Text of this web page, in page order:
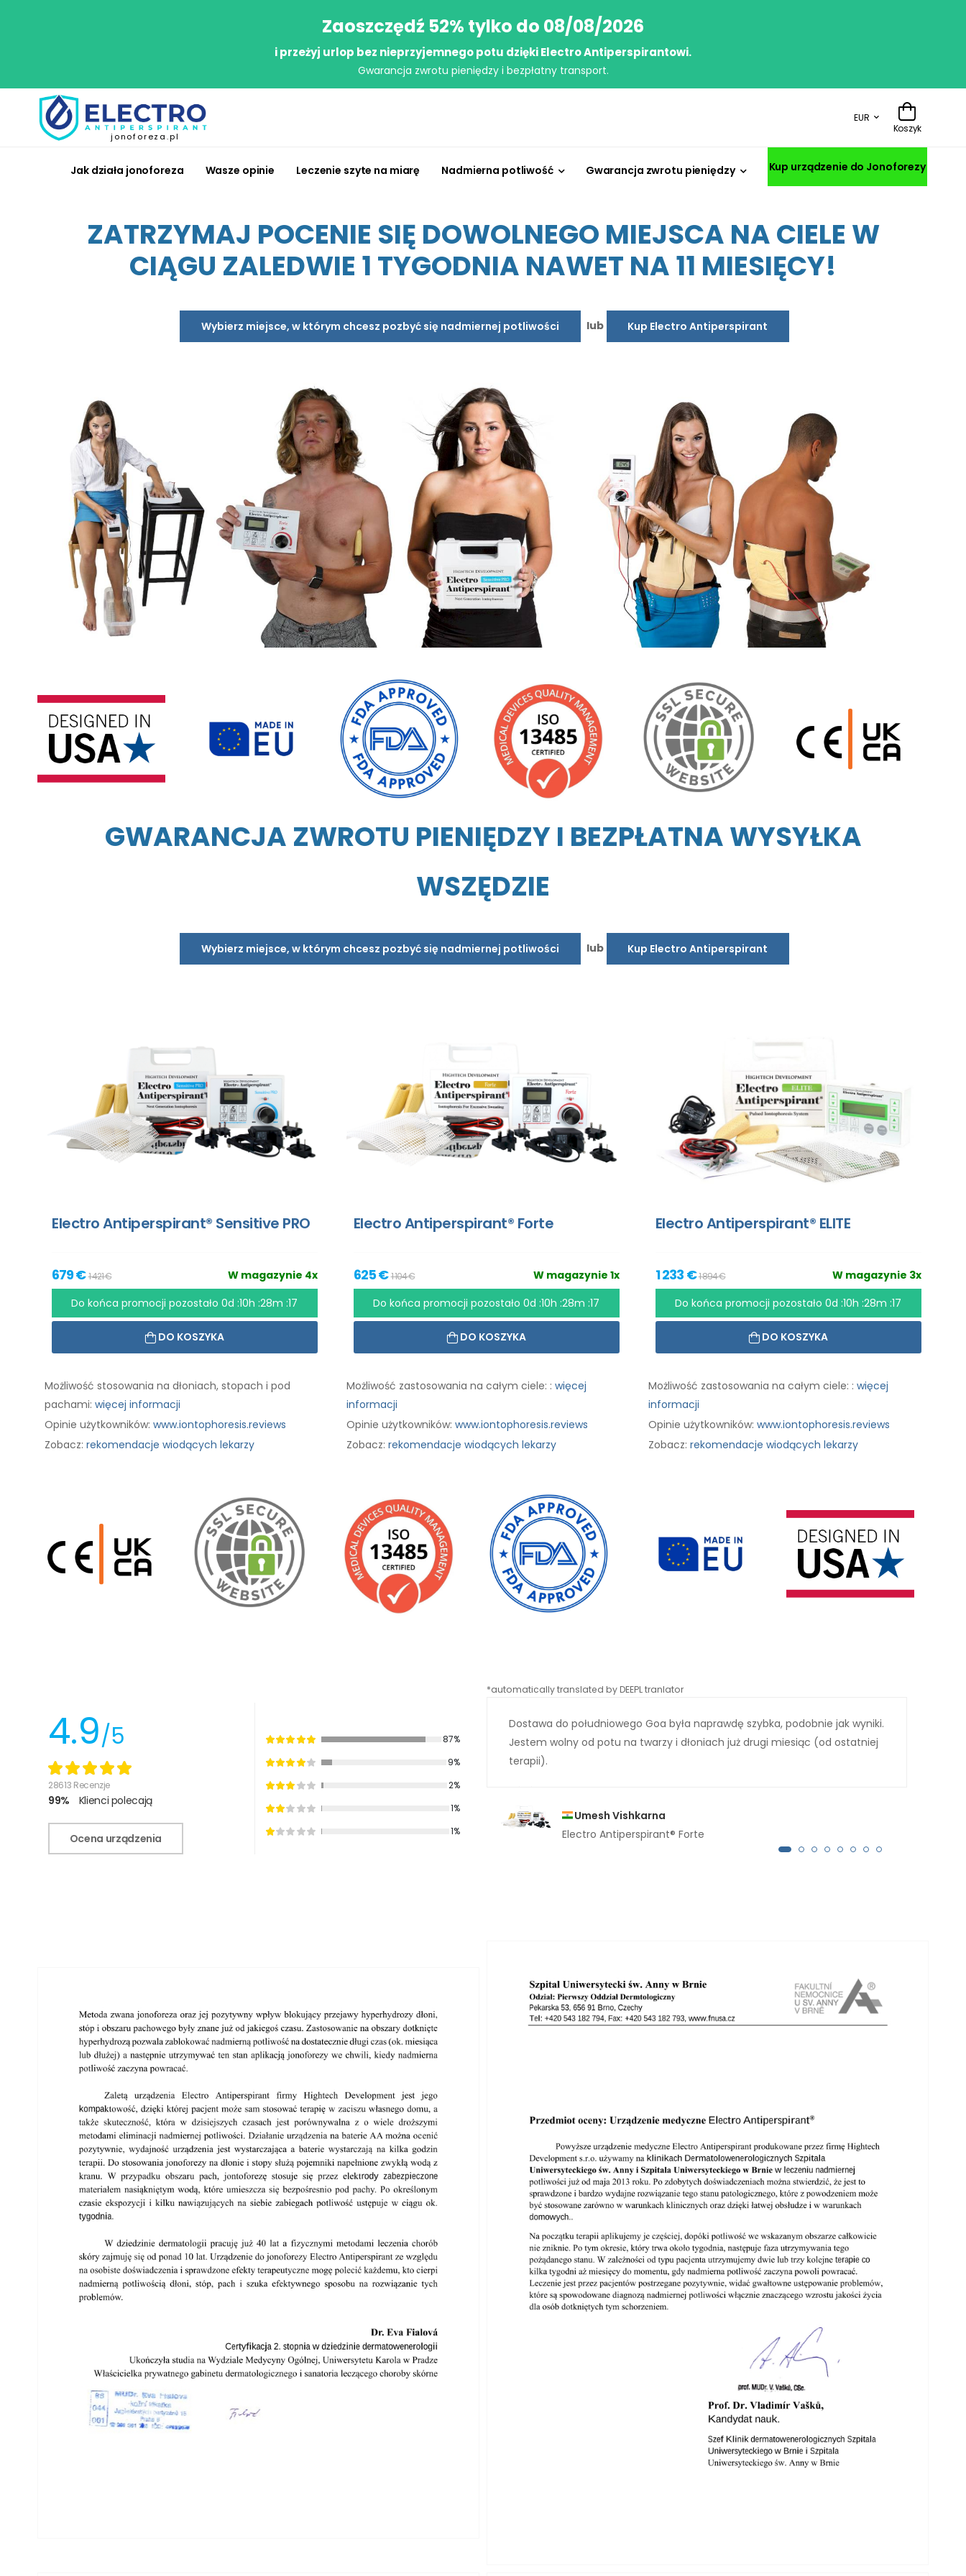
Zaoszczędź 52% tylko do 08/08/2026
i przeżyj urlop bez nieprzyjemnego potu dzięki Electro Antiperspirantowi.
Gwarancja zwrotu pieniędzy i bezpłatny transport.
jonoforeza.pl
EUR
Koszyk
Jak działa jonoforeza Wasze opinie Leczenie szyte na miarę Nadmierna potliwość Gwarancja zwrotu pieniędzy Kup urządzenie do Jonoforezy
ZATRZYMAJ POCENIE SIĘ DOWOLNEGO MIEJSCA NA CIELE W
CIĄGU ZALEDWIE 1 TYGODNIA NAWET NA 11 MIESIĘCY!
Wybierz miejsce, w którym chcesz pozbyć się nadmiernej potliwości lub Kup Electro Antiperspirant
GWARANCJA ZWROTU PIENIĘDZY I BEZPŁATNA WYSYŁKA
WSZĘDZIE
Wybierz miejsce, w którym chcesz pozbyć się nadmiernej potliwości lub Kup Electro Antiperspirant
Electro Antiperspirant® Sensitive PRO
W magazynie 4x
679 €1 421 €
Do końca promocji pozostało0d :10h :28m :16
DO KOSZYKA
Możliwość stosowania na dłoniach, stopach i pod
pachami: więcej informacji
Opinie użytkowników: www.iontophoresis.reviews
Zobacz: rekomendacje wiodących lekarzy
Electro Antiperspirant® Forte
W magazynie 1x
625 €1 104 €
Do końca promocji pozostało0d :10h :28m :16
DO KOSZYKA
Możliwość zastosowania na całym ciele: : więcej
informacji
Opinie użytkowników: www.iontophoresis.reviews
Zobacz: rekomendacje wiodących lekarzy
Electro Antiperspirant® ELITE
W magazynie 3x
1 233 €1 894 €
Do końca promocji pozostało0d :10h :28m :16
DO KOSZYKA
Możliwość zastosowania na całym ciele: : więcej
informacji
Opinie użytkowników: www.iontophoresis.reviews
Zobacz: rekomendacje wiodących lekarzy
4.9/5
28613 Recenzje
99% Klienci polecają
Ocena urządzenia
87%
9%
2%
1%
1%
*automatically translated by DEEPL tranlator
Dostawa do południowego Goa była naprawdę szybka, podobnie jak wyniki.
Jestem wolny od potu na twarzy i dłoniach już drugi miesiąc (od ostatniej
terapii).
Umesh Vishkarna
Electro Antiperspirant® Forte